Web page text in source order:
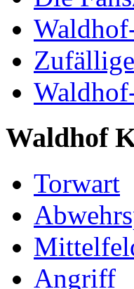
Waldhof
Torwart
Angriff